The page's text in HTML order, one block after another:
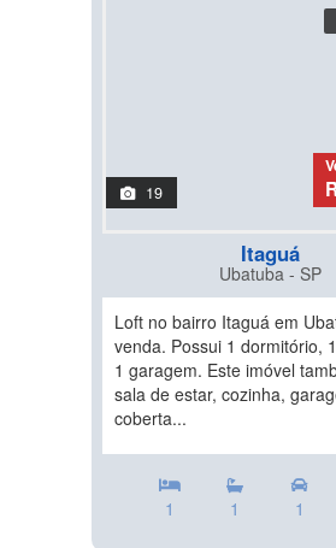
19
Itaguá
Ubatuba - SP
Loft no bairro Itaguá em
venda. Possui 1 dormitório,
1 garagem. Este imóvel
sala de estar, cozinha,
coberta...
1 1 1